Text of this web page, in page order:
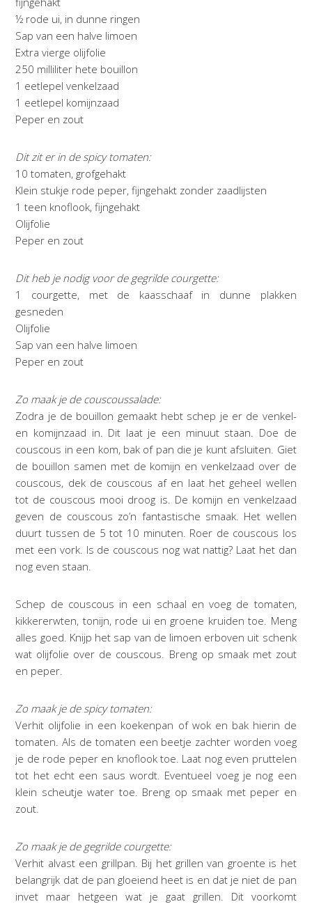
½ rode ui, in dunne ringen
Sap van een halve limoen
Extra vierge olijfolie
250 milliliter hete bouillon
1 eetlepel venkelzaad
1 eetlepel komijnzaad
Peper en zout
Dit zit er in de spicy tomaten:
10 tomaten, grofgehakt
Klein stukje rode peper, fijngehakt zonder zaadlijsten
1 teen knoflook, fijngehakt
Olijfolie
Peper en zout
Dit heb je nodig voor de gegrilde courgette:
1 courgette, met de kaasschaaf in dunne plakken
gesneden
Olijfolie
Sap van een halve limoen
Peper en zout
Zo maak je de couscoussalade:
Zodra je de bouillon gemaakt hebt schep je er de venkel-
en komijnzaad in. Dit laat je een minuut staan. Doe de
couscous in een kom, bak of pan die je kunt afsluiten. Giet
de bouillon samen met de komijn en venkelzaad over de
couscous, dek de couscous af en laat het geheel wellen
tot de couscous mooi droog is. De komijn en venkelzaad
geven de couscous zo’n fantastische smaak. Het wellen
duurt tussen de 5 tot 10 minuten. Roer de couscous los
met een vork. Is de couscous nog wat nattig? Laat het dan
nog even staan.
Schep de couscous in een schaal en voeg de tomaten,
kikkererwten, tonijn, rode ui en groene kruiden toe. Meng
alles goed. Knijp het sap van de limoen erboven uit schenk
wat olijfolie over de couscous. Breng op smaak met zout
en peper.
Zo maak je de spicy tomaten:
Verhit olijfolie in een koekenpan of wok en bak hierin de
tomaten. Als de tomaten een beetje zachter worden voeg
je de rode peper en knoflook toe. Laat nog even pruttelen
tot het echt een saus wordt. Eventueel voeg je nog een
klein scheutje water toe. Breng op smaak met peper en
zout.
Zo maak je de gegrilde courgette:
Verhit alvast een grillpan. Bij het grillen van groente is het
belangrijk dat de pan gloeiend heet is en dat je niet de pan
invet maar hetgeen wat je gaat grillen. Dit voorkomt